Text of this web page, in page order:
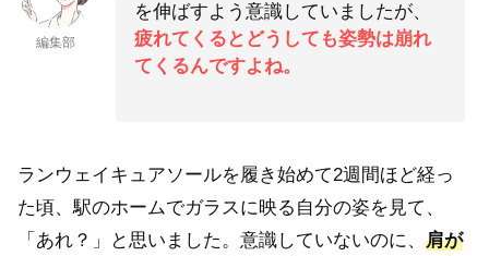
編集部
を伸ばすよう意識していましたが、
疲れてくるとどうしても姿勢は崩れ
てくるんですよね。
ランウェイキュアソールを履き始めて2週間ほど経っ
た頃、駅のホームでガラスに映る自分の姿を見て、
「あれ？」と思いました。意識していないのに、 肩が